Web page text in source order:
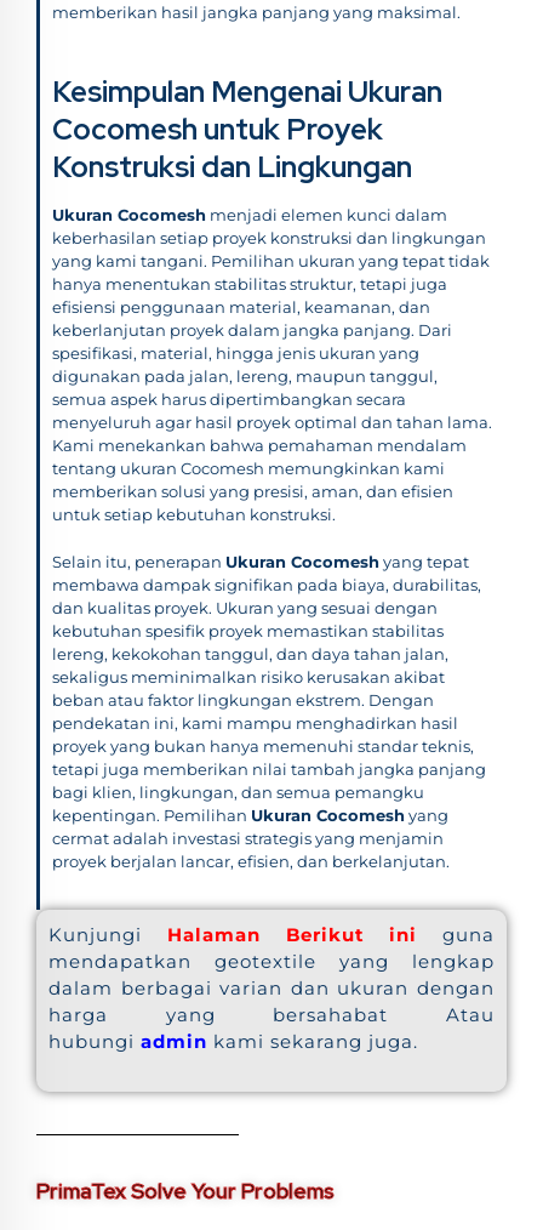
memberikan hasil jangka panjang yang maksimal.
Kesimpulan Mengenai Ukuran
Cocomesh untuk Proyek
Konstruksi dan Lingkungan
Ukuran Cocomesh menjadi elemen kunci dalam
keberhasilan setiap proyek konstruksi dan lingkungan
yang kami tangani. Pemilihan ukuran yang tepat tidak
hanya menentukan stabilitas struktur, tetapi juga
efisiensi penggunaan material, keamanan, dan
keberlanjutan proyek dalam jangka panjang. Dari
spesifikasi, material, hingga jenis ukuran yang
digunakan pada jalan, lereng, maupun tanggul,
semua aspek harus dipertimbangkan secara
menyeluruh agar hasil proyek optimal dan tahan lama.
Kami menekankan bahwa pemahaman mendalam
tentang ukuran Cocomesh memungkinkan kami
memberikan solusi yang presisi, aman, dan efisien
untuk setiap kebutuhan konstruksi.
Selain itu, penerapan Ukuran Cocomeshyang tepat
membawa dampak signifikan pada biaya, durabilitas,
dan kualitas proyek. Ukuran yang sesuai dengan
kebutuhan spesifik proyek memastikan stabilitas
lereng, kekokohan tanggul, dan daya tahan jalan,
sekaligus meminimalkan risiko kerusakan akibat
beban atau faktor lingkungan ekstrem. Dengan
pendekatan ini, kami mampu menghadirkan hasil
proyek yang bukan hanya memenuhi standar teknis,
tetapi juga memberikan nilai tambah jangka panjang
bagi klien, lingkungan, dan semua pemangku
kepentingan. Pemilihan Ukuran Cocomeshyang
cermat adalah investasi strategis yang menjamin
proyek berjalan lancar, efisien, dan berkelanjutan.
Kunjungi Halaman Berikut ini
guna
mendapatkan geotextile yang lengkap
dalam berbagai varian dan ukuran dengan
harga yang bersahabat Atau
hubungi admin kami sekarang juga.
PrimaTex Solve Your Problems